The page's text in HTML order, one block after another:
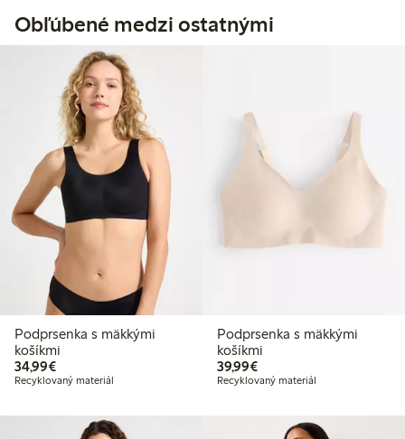
Obľúbené medzi ostatnými
Podprsenka s mäkkými
košíkmi
34,99€34,99 €
Recyklovaný materiál
Podprsenka s mäkkými
košíkmi
39,99€39,99 €
Recyklovaný materiál